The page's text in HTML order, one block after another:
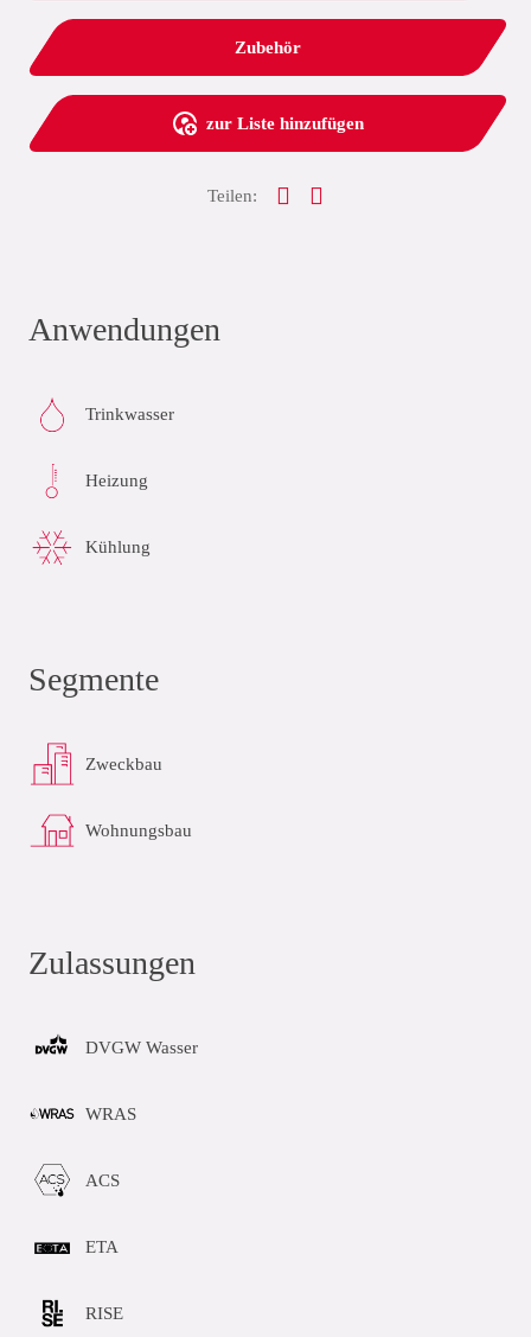
Zubehör
zur Liste hinzufügen
Teilen:
Anwendungen
Trinkwasser
Heizung
Kühlung
Segmente
Zweckbau
Wohnungsbau
Zulassungen
DVGW Wasser
WRAS
ACS
ETA
RISE